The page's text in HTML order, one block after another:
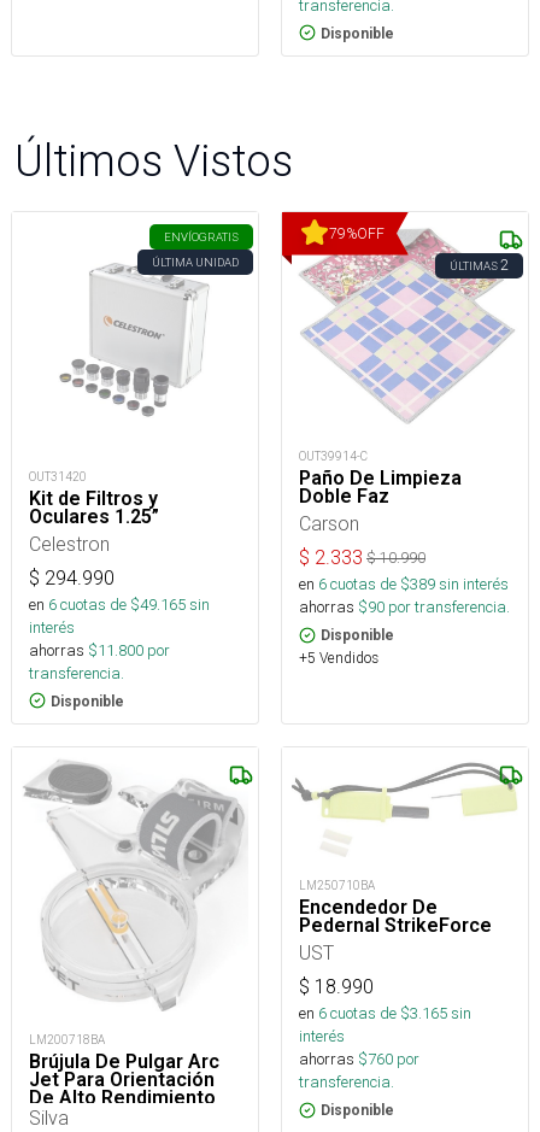
transferencia.
Disponible
Últimos Vistos
ENVÍOGRATIS
ÚLTIMA UNIDAD
OUT31420
Kit de Filtros y
Oculares 1.25”
Celestron
$ 294.990
en 6cuotas de $49.165sin
interés
ahorras $11.800 por
transferencia.
Disponible
79%OFF
ÚLTIMAS2
OUT39914-C
Paño De Limpieza
Doble Faz
Carson
$ 2.333 $10.990
en 6cuotas de $389sin interés
ahorras $90 por transferencia.
Disponible
+5 Vendidos
LM200718BA
Brújula De Pulgar Arc
Jet Para Orientación
De Alto Rendimiento
Silva
LM250710BA
Encendedor De
Pedernal StrikeForce
UST
$ 18.990
en 6cuotas de $3.165sin
interés
ahorras $760 por
transferencia.
Disponible